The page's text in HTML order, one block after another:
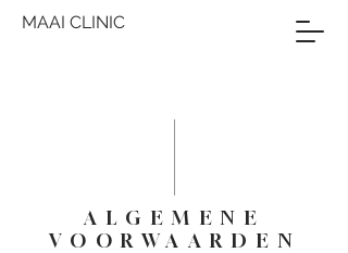
MAAI CLINIC
ALGEMENE
VOORWAARDEN